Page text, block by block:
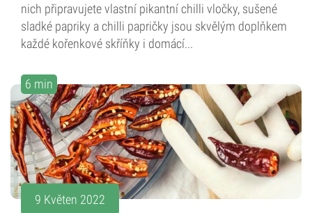
nich připravujete vlastní pikantní chilli vločky, sušené
sladké papriky a chilli papričky jsou skvělým doplňkem
každé kořenkové skříňky i domácí...
6 min
9 Květen 2022